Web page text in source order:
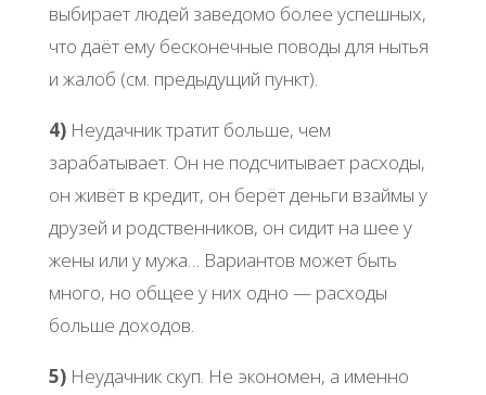
выбирает людей заведомо более успешных,
что даёт ему бесконечные поводы для нытья
и жалоб (см. предыдущий пункт).
4)Неудачник тратит больше, чем
зарабатывает. Он не подсчитывает расходы,
он живёт в кредит, он берёт деньги взаймы у
друзей и родственников, он сидит на шее у
жены или у мужа… Вариантов может быть
много, но общее у них одно — расходы
больше доходов.
5)Неудачник скуп. Не экономен, а именно